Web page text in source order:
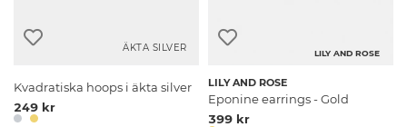
ÄKTA SILVER
Kvadratiska hoops i äkta silver
249 kr
LILY AND ROSE
LILY AND ROSE
Eponine earrings - Gold
399 kr